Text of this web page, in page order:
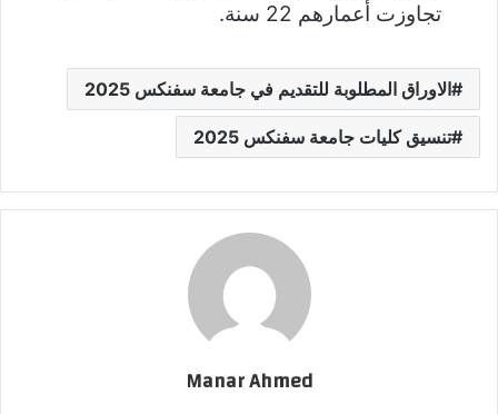
تجاوزت أعمارهم 22 سنة.
الاوراق المطلوبة للتقديم في جامعة سفنكس 2025
تنسيق كليات جامعة سفنكس 2025
Manar Ahmed